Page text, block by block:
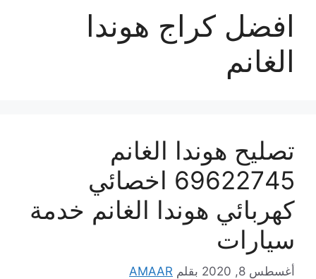
افضل كراج هوندا
الغانم
تصليح هوندا الغانم
69622745 اخصائي
كهربائي هوندا الغانم خدمة
سيارات
أغسطس 8, 2020 بقلم AMAAR